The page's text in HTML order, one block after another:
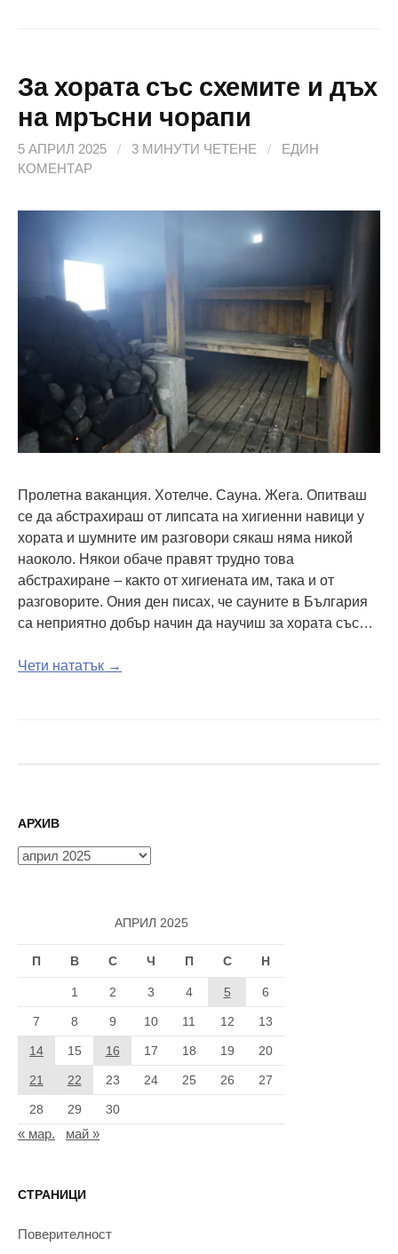
За хората със схемите и дъх
на мръсни чорапи
5 АПРИЛ 2025 / 3 МИНУТИ ЧЕТЕНЕ /
ЕДИН
КОМЕНТАР
Пролетна ваканция. Хотелче. Сауна. Жега. Опитваш
се да абстрахираш от липсата на хигиенни навици у
хората и шумните им разговори сякаш няма никой
наоколо. Някои обаче правят трудно това
абстрахиране – както от хигиената им, така и от
разговорите. Ония ден писах, че сауните в България
са неприятно добър начин да научиш за хората със…
Чети нататък →
АРХИВ
Архив
АПРИЛ 2025
П В С Ч П С Н
1 2 3 4 5 6
7 8 9 10 11 12 13
14 15 16 17 18 19 20
21 22 23 24 25 26 27
28 29 30
« мар. май »
СТРАНИЦИ
Поверителност